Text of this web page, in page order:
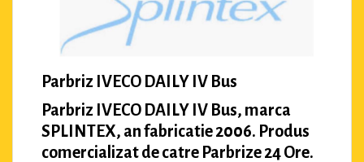
Parbriz IVECO DAILY IV Bus
Parbriz IVECO DAILY IV Bus, marca
SPLINTEX, an fabricatie 2006. Produs
comercializat de catre Parbrize 24 Ore.